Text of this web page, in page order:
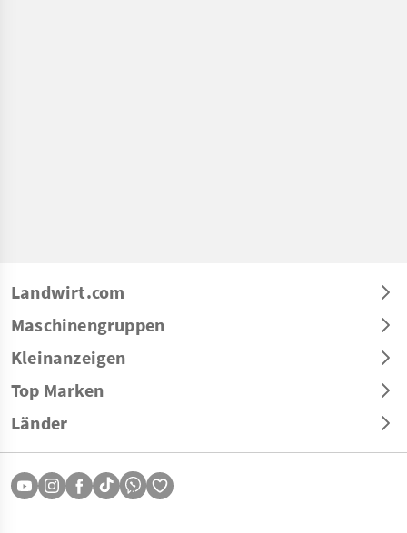
Landwirt.com
Maschinengruppen
Kleinanzeigen
Top Marken
Länder